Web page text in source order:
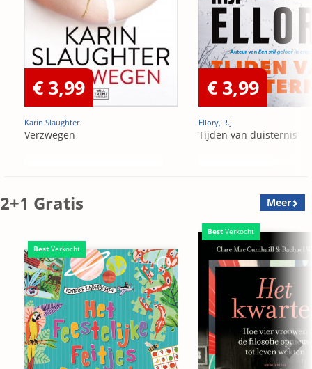
€ 3,99
Karin Slaughter
Verzwegen
€ 3,99
Ellory, R.J.
Tijden van duisternis
2+1 Gratis Meer
Best Verkocht
Best Verkocht